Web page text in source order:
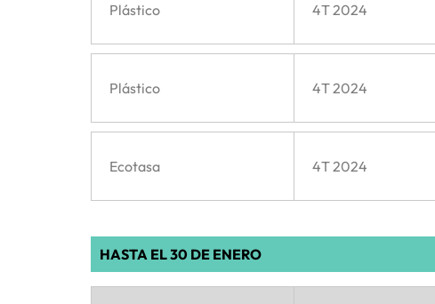
Plástico 4T 2024
Plástico 4T 2024
Ecotasa 4T 2024
HASTA EL 30 DE ENERO